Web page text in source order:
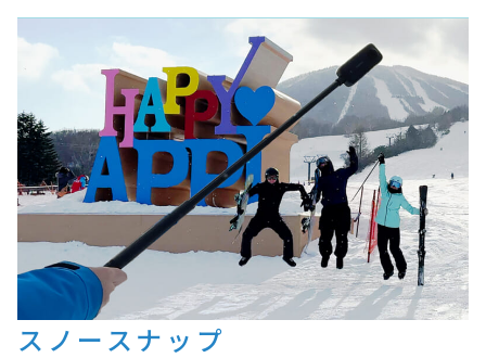
スノースナップ